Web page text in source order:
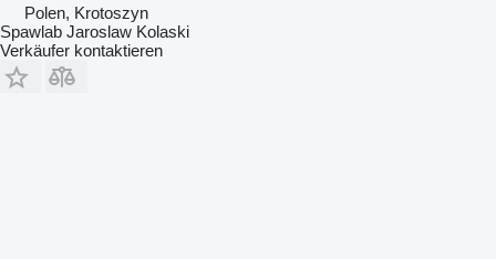
Polen, Krotoszyn
Spawlab Jaroslaw Kolaski
Verkäufer kontaktieren